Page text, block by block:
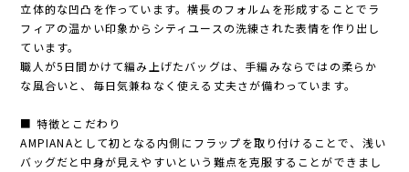
立体的な凹凸を作っています。横長のフォルムを形成することでラ
フィアの温かい印象からシティユースの洗練された表情を作り出し
ています。
職人が5日間かけて編み上げたバッグは、手編みならではの柔らか
な風合いと、毎日気兼ねなく使える丈夫さが備わっています。
■ 特徴とこだわり
AMPIANAとして初となる内側にフラップを取り付けることで、浅い
バッグだと中身が見えやすいという難点を克服することができまし